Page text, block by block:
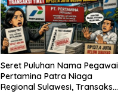
Seret Puluhan Nama Pegawai
Pertamina Patra Niaga
Regional Sulawesi, Transaksi